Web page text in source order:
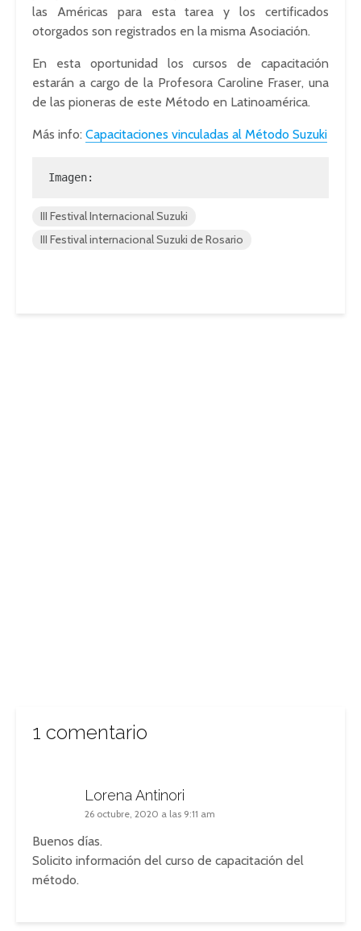
las Américas para esta tarea y los certificados
otorgados son registrados en la misma Asociación.
En esta oportunidad los cursos de capacitación
estarán a cargo de la Profesora Caroline Fraser, una
de las pioneras de este Método en Latinoamérica.
Más info: Capacitaciones vinculadas al Método Suzuki
Imagen:
III Festival Internacional Suzuki
III Festival internacional Suzuki de Rosario
1 comentario
Lorena Antinori
26 octubre, 2020 a las 9:11 am
Buenos días.
Solicito información del curso de capacitación del
método.